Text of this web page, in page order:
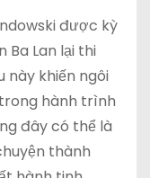
được kỳ
Ba Lan lại thi
này khiến ngôi
hành trình
đây có thể là
thành